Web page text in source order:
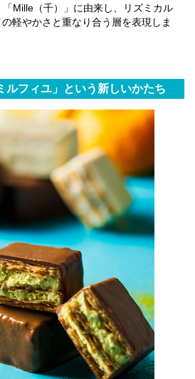
「Mille（千）」に由来し、リズミカル
軽やかさと重なり合う層を表現しま
フィユ」という新しいかたち